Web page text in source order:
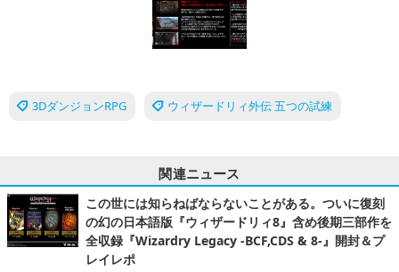
3DダンジョンRPG ウィザードリィ外伝 五つの試練
関連ニュース
この世には知らねばならないことがある。ついに復刻
の幻の日本語版『ウィザードリィ8』含め後期三部作を
全収録『Wizardry Legacy -BCF,CDS & 8-』開封＆プ
レイレポ